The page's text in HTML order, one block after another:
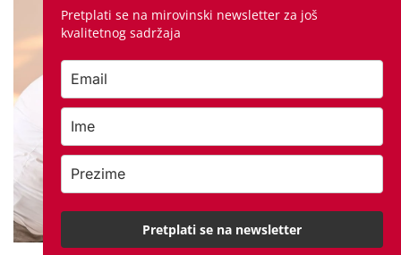
Pretplati se na mirovinski newsletter za još
kvalitetnog sadržaja
Pretplati se na newsletter